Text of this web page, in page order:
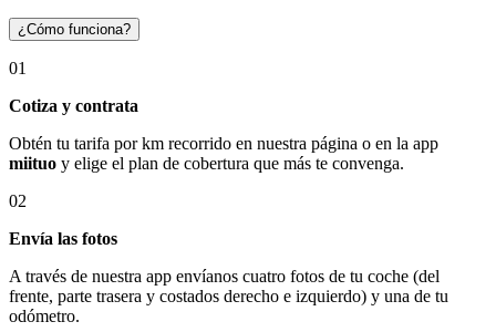
¿Cómo funciona?
01
Cotiza y contrata
Obtén tu tarifa por km recorrido en nuestra página o en la app
miituo y elige el plan de cobertura que más te convenga.
02
Envía las fotos
A través de nuestra app envíanos cuatro fotos de tu coche (del
frente, parte trasera y costados derecho e izquierdo) y una de tu
odómetro.